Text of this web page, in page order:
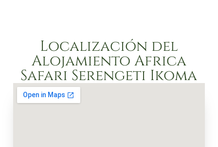
Localización del
Alojamiento Africa
Safari Serengeti Ikoma